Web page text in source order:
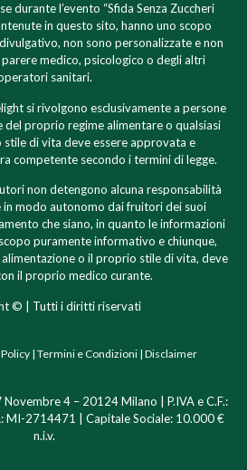
durante l’evento “Sfida Senza Zuccheri
in questo sito, hanno uno scopo
non sono personalizzate e non
medico, psicologico o degli altri
sanitari.
si rivolgono esclusivamente a persone
del proprio regime alimentare o qualsiasi
di vita deve essere approvata e
competente secondo i termini di legge.
non detengono alcuna responsabilità
in modo autonomo dai fruitori dei suoi
che siano, in quanto le informazioni
puramente informativo e chiunque,
o il proprio stile di vita, deve
il proprio medico curante.
© | Tutti i diritti riservati
| Termini e Condizioni | Disclaimer
Novembre 4 – 20124 Milano | P.IVA e C.F.:
MI-2714471 | Capitale Sociale: 10.000 €
n.i.v.